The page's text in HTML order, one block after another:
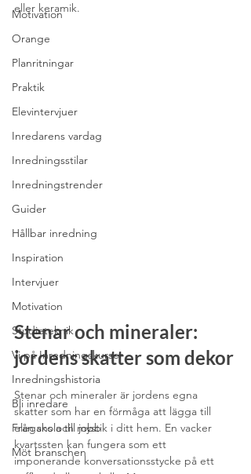
Motivation
Orange
Planritningar
Praktik
Elevintervjuer
Inredarens vardag
Inredningsstilar
Inredningstrender
Guider
Hållbar inredning
Inspiration
Intervjuer
Motivation
Studieteknik
Vi på Inredningskurser
Inredningshistoria
Bli inredare
Från skola till jobb
Möt branschen
eller keramik.
Stenar och mineraler:
jordens skatter som dekor
Stenar och mineraler är jordens egna
skatter som har en förmåga att lägga till
elegans och mystik i ditt hem. En vacker
kvartssten kan fungera som ett
imponerande konversationsstycke på ett